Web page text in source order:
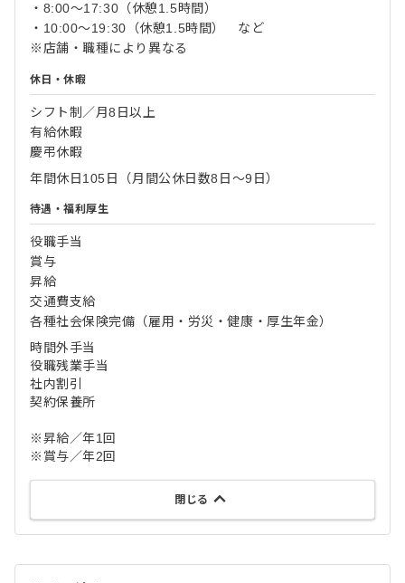
・8:00～17:30（休憩1.5時間）
・10:00～19:30（休憩1.5時間） など
※店舗・職種により異なる
休日・休暇
シフト制／月8日以上
有給休暇
慶弔休暇
年間休日105日（月間公休日数8日～9日）
待遇・福利厚生
役職手当
賞与
昇給
交通費支給
各種社会保険完備（雇用・労災・健康・厚生年金）
時間外手当
役職残業手当
社内割引
契約保養所
※昇給／年1回
※賞与／年2回
閉じる